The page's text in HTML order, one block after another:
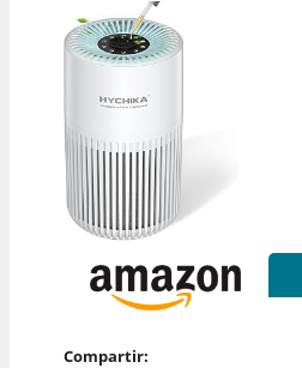
Compartir: